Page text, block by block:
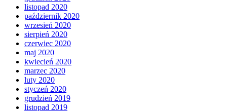
listopad 2020
październik 2020
wrzesień 2020
sierpień 2020
czerwiec 2020
maj 2020
kwiecień 2020
marzec 2020
luty 2020
styczeń 2020
grudzień 2019
listopad 2019